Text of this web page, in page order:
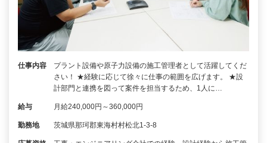
仕事内容
プラント設備や原子力設備の施工管理者として活躍してくだ
さい！ ★経験に応じて徐々に仕事の範囲を広げます。 ★設
計部門と連携を図って案件を担当するため、1人に…
給与 月給240,000円～360,000円
勤務地 茨城県那珂郡東海村村松北1-3-8